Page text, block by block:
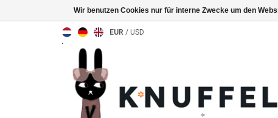
EUR / USD
Wir benutzen Cookies nur für interne Zwecke um den